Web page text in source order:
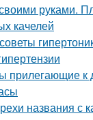
своими руками.
качелей
прилегающие к
названия с